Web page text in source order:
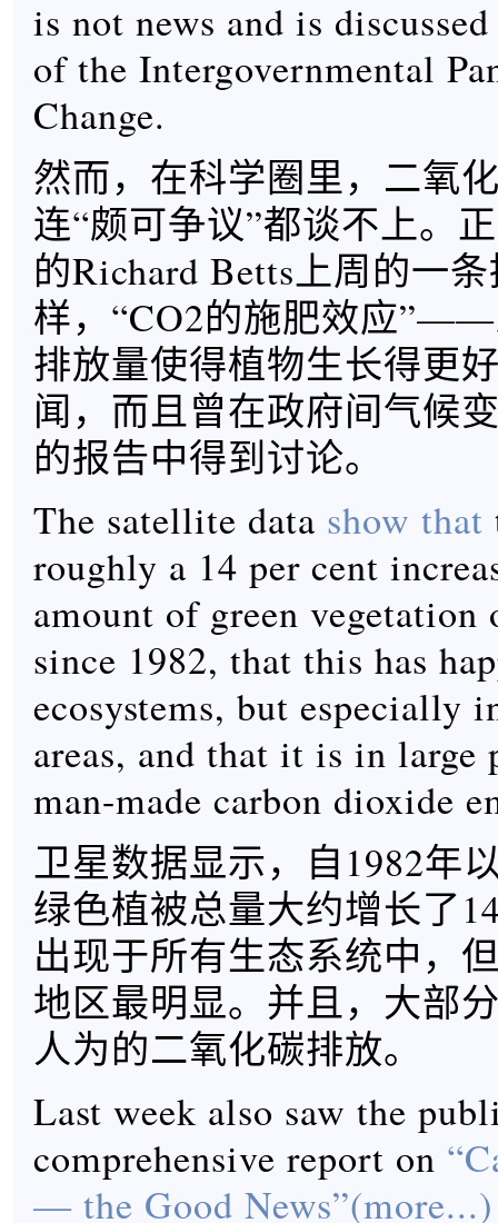
is not news and is
of the Intergovernmental
Change.
然而，在科学圈里，二氧
连“颇可争议”都谈不上。
的Richard Betts上周的一
样，“CO2的施肥效应
排放量使得植物生长得
闻，而且曾在政府间气候
的报告中得到讨论。
The satellite data show that
roughly a 14 per cent
amount of green vegetation
since 1982, that this has
ecosystems, but especially
areas, and that it is in large
man-made carbon dioxide
卫星数据显示，自1982年
绿色植被总量大约增长了
出现于所有生态系统中，
地区最明显。并且，大部
人为的二氧化碳排放。
Last week also saw the
comprehensive report on
— the Good News”(more...)